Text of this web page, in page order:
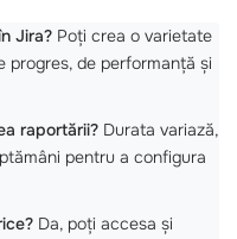
Jira? Poți crea o varietate
progres, de performanță și
raportării? Durata variază,
pentru a configura
Da, poți accesa și